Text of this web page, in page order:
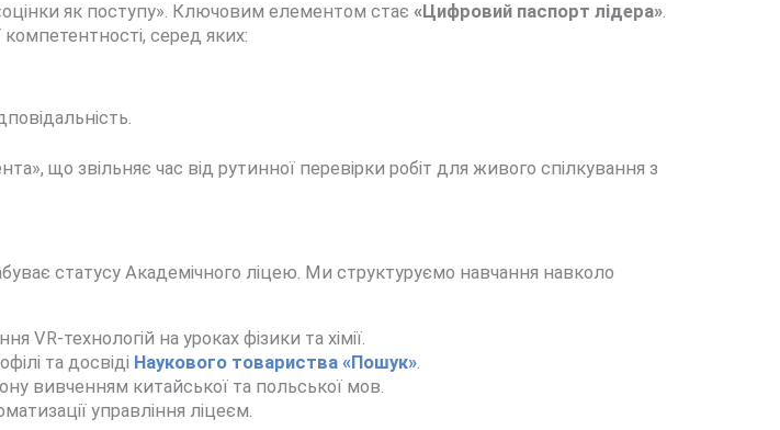
як поступу». Ключовим елементом стає «Цифровий паспорт лідера».
серед яких:
що звільняє час від рутинної перевірки робіт для живого спілкування з
статусу Академічного ліцею. Ми структуруємо навчання навколо
VR-технологій на уроках фізики та хімії.
та досвіді Наукового товариства «Пошук».
вивченням китайської та польської мов.
управління ліцеєм.